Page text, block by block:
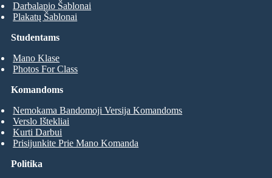
Studentams
Mano Klase
Photos For Class
Darbalapio Šablonai
Plakatų Šablonai
Komandoms
Nemokama Bandomoji Versija Komandoms
Verslo Ištekliai
Kurti Darbui
Prisijunkite Prie Mano Komanda
Politika